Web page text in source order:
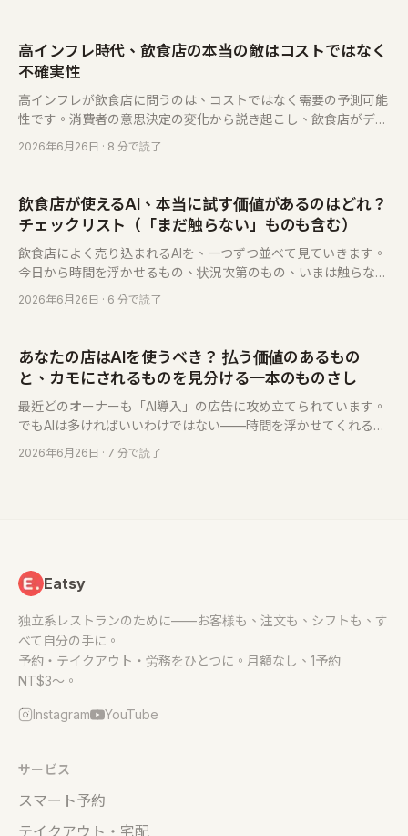
高インフレ時代、飲食店の本当の敵はコストではなく
不確実性
高インフレが飲食店に問うのは、コストではなく需要の予測可能
性です。消費者の意思決定の変化から説き起こし、飲食店がデポ
ジット・リマインダー・持ち出せる顧客リスト・会員で不確実性
を管理可能な変数へ収斂させる方法、そして予約システムがなぜ
飲食店のために——従量課金・1 件 NT$3 から・月額なし。
2026年6月26日 · 8 分で読了
飲食店が使えるAI、本当に試す価値があるのはどれ？
チェックリスト（「まだ触らない」ものも含む）
飲食店によく売り込まれるAIを、一つずつ並べて見ていきます。
今日から時間を浮かせるもの、状況次第のもの、いまは触らない
ほうがいいもの。それぞれにやさしい言葉の判断をつけました。
これに沿って選ぶだけです。
2026年6月26日 · 6 分で読了
あなたの店はAIを使うべき？ 払う価値のあるもの
と、カモにされるものを見分ける一本のものさし
最近どのオーナーも「AI導入」の広告に攻め立てられています。
でもAIは多ければいいわけではない——時間を浮かせてくれるも
のもあれば、名前を変えただけのカモ商法もある。この記事は一
本のものさしを渡します。三つの問いで見分けがつき、しかも一
2026年6月26日 · 7 分で読了
Eatsy
独立系レストランのために——お客様も、注文も、シフトも、す
べて自分の手に。
予約・テイクアウト・労務をひとつに。月額なし、1予約
NT$3〜。
Instagram YouTube
サービス
スマート予約
テイクアウト・宅配